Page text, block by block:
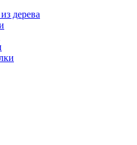
дерева